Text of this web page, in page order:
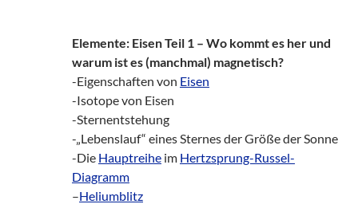
Elemente: Eisen Teil 1 – Wo kommt es her und
warum ist es (manchmal) magnetisch?
-Eigenschaften von Eisen
-Isotope von Eisen
-Sternentstehung
-„Lebenslauf“ eines Sternes der Größe der Sonne
-Die Hauptreihe im Hertzsprung-Russel-
Diagramm
–Heliumblitz